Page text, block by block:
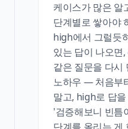
케이스가 많은 알
단계별로 쌓아야
high에서 그럴듯
있는 답이 나오면
같은 질문을 다시
노하우 — 처음부
말고, high로 답
'검증해보니 빈틈